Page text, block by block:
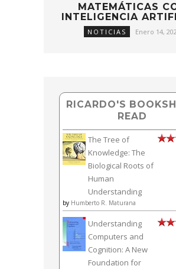
MATEMÁTICAS
INTELIGENCIA
NOTICIAS Enero 14,
RICARDO'S
READ
The Tree of
Knowledge: The
Biological Roots of
Human
Understanding
by Humberto R. Maturana
Understanding
Computers and
Cognition: A New
Foundation for